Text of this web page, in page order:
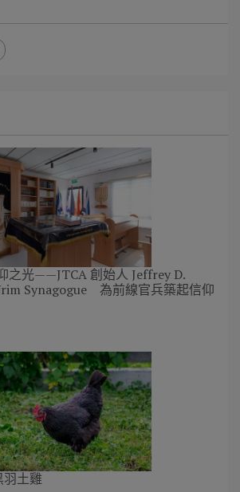
之光——JTCA 創始人 Jeffrey D.
Synagogue 為前線官兵築起信仰
羽土雞